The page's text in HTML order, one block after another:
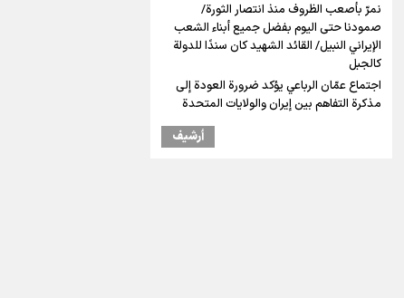
نمرّ بأصعب الظروف منذ انتصار الثورة/
صمودنا حتى اليوم بفضل جميع أبناء الشعب
الإيراني النبيل/ القائد الشهيد كان سندًا للدولة
كالجبل
اجتماع عمّان الرباعي يؤكد ضرورة العودة إلى
مذكرة التفاهم بين إيران والولايات المتحدة
أرشیف